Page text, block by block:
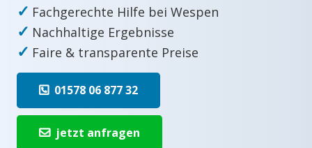
✓ Fachgerechte Hilfe bei Wespen
✓ Nachhaltige Ergebnisse
✓ Faire & transparente Preise
01578 06 877 32
jetzt anfragen